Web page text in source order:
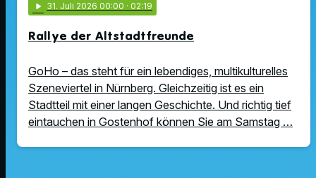
play_arrow 31. Juli 2026 00:00 · 02:19
Rallye der Altstadtfreunde
GoHo – das steht für ein lebendiges, multikulturelles
Szeneviertel in Nürnberg. Gleichzeitig ist es ein
Stadtteil mit einer langen Geschichte. Und richtig tief
eintauchen in Gostenhof können Sie am Samstag …